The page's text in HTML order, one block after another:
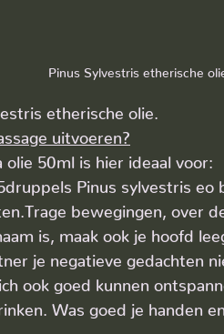
Pinus Sylvestris etherische
etherische olie.
uitvoeren?
olie 50ml is hier ideaal voor:
Pinus sylvestris
bewegingen, over de
is, maak ook je hoofd
je negatieve gedachten
ook goed kunnen
Was goed je handen